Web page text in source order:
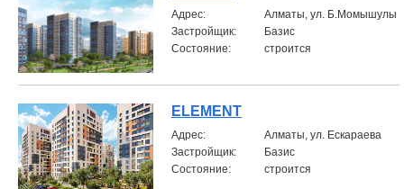
Aдрес:
Алматы, ул. Б.Момышулы
Застройщик:
Базис
Состояние:
строится
ELEMENT
Aдрес:
Алматы, ул. Ескараева
Застройщик:
Базис
Состояние:
строится